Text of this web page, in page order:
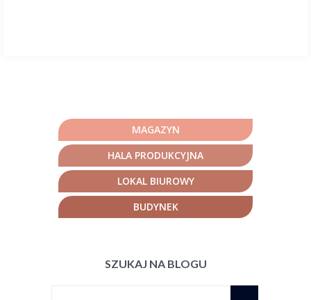
MAGAZYN
HALA PRODUKCYJNA
LOKAL BIUROWY
BUDYNEK
SZUKAJ NA BLOGU